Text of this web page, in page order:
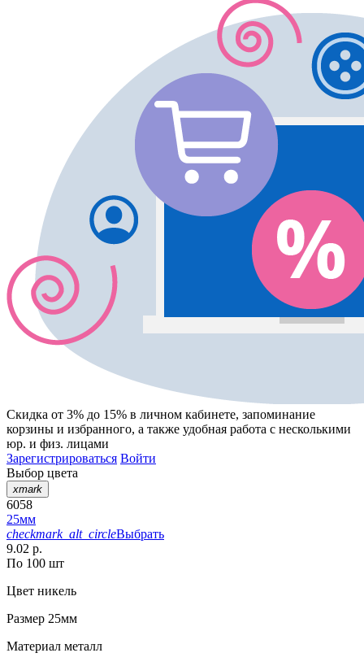
Скидка от 3% до 15% в личном кабинете, запоминание
корзины и избранного, а также удобная работа с несколькими
юр. и физ. лицами
Зарегистрироваться Войти
Выбор цвета
xmark
6058
25мм
checkmark_alt_circleВыбрать
9.02 р.
По 100 шт
Цвет никель
Размер 25мм
Материал металл